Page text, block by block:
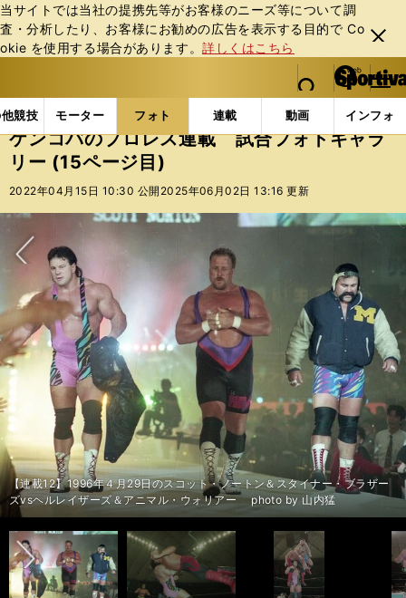
当サイトでは当社の提携先等がお客様のニーズ等について調
査・分析したり、お客様にお勧めの広告を表⽰する⽬的で Co
okie を使⽤する場合があります。詳しくはこちら
閉じ
る
web Sportiva (webスポルティーバ)
検索
マイペ
ー
ジ
メニュ
競技 モーター フォト 連載 動画 インフォ
b
ス
ポ
ル
ー
バ
フォトギャラリー コラムフォト ケンコバのプロレ
ケンコバのプロレス連載 試合フォトギャラ
リー (15ページ目)
2022年04月15日 10:30 公開 2025年06月02日 13:16 更新
次へ
前編：超豪華メンバーの「第１回Ｇ１クライマックス」 長州力の全敗と
闘魂三銃士の飛躍は「驚きの展開」＞＞
中編：第１回Ｇ１での勘違い 蝶野正洋と武藤敬司の決勝のせいで「忘れ
られている場面がある」＞＞
後編：武藤敬司が突然トイレで「イ～ヤァオ！」と絶叫 「いかなる時で
もプロレスラーなんやな」＞＞
前編：越中詩郎の「禁断の試合」 ザ・コブラのための大会で目撃したある
異変＞＞
後編：名レスラー馳浩の「一番ダメな試合」を救った越中詩郎の「震え」
＞＞
前編：越中詩郎45周年記念大会での場外乱闘の真相 直前に全日本の社長
からの謎のひと言＞＞
後編：セレモニー前に起きた事件 天龍源一郎や藤波辰爾らとの会話で大
困惑＞＞
【連載12】1996年４月29日のスコット・ノートン＆スタイナー・ブラザー
ズvsヘルレイザーズ＆アニマル・ウォリアー photo by 山内猛
前編：ロード・ウォリアーズ再結成の豪華６人タッグ パワー・ウォリア
ーの空気の読まなさに「これぞ健介！」＞＞
中編：大迫力の６人タッグに感じた「やさしさ」の正体 スコット・ノー
トンとホーク・ウォリアーとの絆＞＞
後編：「ネズミを食う」「ガソリンを飲む」と信じていたロード・ウォリ
アーズが見せた「まさか」のギャップ＞＞
前編：『やめろぉぉ！』天龍源一郎の「53歳」に柴田勝頼が白目 リング
サイドのケンコバは叫んだ＞＞
中編：天龍源一郎がケンコバに「あん時の男か」 柴田勝頼に勝利した試
合中のサムズアップ＞＞
後編：天龍源一郎、柴田勝頼との激闘後に謎のひと言 ケンコバが真相を
本人に探るも「聞き取れなかった」＞＞
前編：「ハンセンがハンセンじゃなかった試合」全日本のリングで見せた
珍しいファイト＞＞
中編：「ハンセンも人の子やったんや」と驚き「ブレーキの壊れたダンプ
カー」の義理人情＞＞
後編：ハンセンとの秘話「日本プロレス界最大の事件」の後に届いた手紙
＞＞
前編：グレート・ムタの「黒歴史」 無理やり化身対決にされた越中詩郎は
「犠牲者です！」＞＞
中編：ムタの日本デビュー戦の失敗に、馳浩は「俺が盛り上げてやる」 大
流血の死闘を締めた「担架へのムーンサルト」＞＞
後編：馳浩が仕掛けたグレート・ムタ戦での布石に、ケンコバは「なんて
すごい流れなんや！」 引退したムタの功績も振り返った＞＞
連載８：1987年12月２日の天龍源一郎＆阿修羅・原vsアブドーラ・ザ・ブ
ッチャー＆T.N.T. photo by 山内猛
連載８：1987年12月２日の天龍源一郎＆阿修羅・原vsアブドーラ・ザ・ブ
ッチャー＆T.N.T. photo by 山内猛
連載８：1987年12月２日の天龍源一郎＆阿修羅・原vsアブドーラ・ザ・ブ
ッチャー＆T.N.T. photo by 山内猛
連載８：1987年12月２日の天龍源一郎＆阿修羅・原vsアブドーラ・ザ・ブ
ッチャー＆T.N.T. photo by 山内猛
連載８：1987年12月２日の天龍源一郎＆阿修羅・原vsアブドーラ・ザ・ブ
ッチャー＆T.N.T. photo by 山内猛
前編：ブロディ、ハンセンら史上最高の「世界最強タッグ」大阪大会。だ
が、天龍源一郎が出るメインカードに「がっかり」した＞＞
後編：「龍原砲」がブッチャーの頭を蹴りまくり、T.N.T.も頑張った。
1987年の全日本「ベストバウト」＞＞
連載７：前田日明（右）が旗揚げしたリングスには、佐竹雅昭（左）などの
ちにK-1で活躍する選手も多く参戦した photo by 東京スポーツ/アフロ
前編：前田日明がキレた理由が「ホンマにわからない」。リングスでのデ
ィック・フライ踏みつけ事件＞＞
後編：ケンコバが切望する格闘技界の「歴史が覆りそう」な前田日明の音
声解析と、格闘技界におけるリングスの再評価＞＞
連載６：身体能力も華もあったザ・コブラ（右）。それでもブレイクできな
かった理由は・・・ photo by 東京スポーツ/アフロ
前編：ザ・コブラの異様すぎる凱旋マッチに「今、俺は何を見ているん
だ？」＞＞
後編：ザ・コブラvsザ・バンピートの放送がいきなりストップ。プロレス
史に残る迷勝負は「時空を歪ませた」＞＞
連載５：1986年３月13日の長州力vs２代目タイガーマスク photo by 山内
猛
前編：２代目タイガーが馬場から授かった「サソリ固め封じ」のまさかの
結末＞＞
後編：長州力は２代目タイガーにキレていた？三沢が見せた天才の片鱗＞
＞
連載５：1986年３月13日の長州力vs２代目タイガーマスク photo by 山内
猛
連載５：1986年３月13日の長州力vs２代目タイガーマスク photo by 山内
猛
連載５：1986年３月13日の長州力vs２代目タイガーマスク 対抗戦のジャ
パンプロレスの６人 photo by 山内猛
連載５：1986年３月13日の長州力vs２代目タイガーマスク 対抗戦の全日
本プロレスの６人 photo by 山内猛
前編：２代目タイガーが馬場から授かった「サソリ固め封じ」のまさかの
結末＞＞
後編：長州力は２代目タイガーにキレていた？三沢が見せた天才の片鱗＞
＞
連載４：1990年８月19日の蝶野正洋＆武藤敬司vsデストラクション・クル
ー photo by 山内猛
前編：蝶野正洋に「ヒールの本性」を感じた不穏試合＞＞
後編：闘魂三銃士と"馳健"のピリピリしたライバル関係＞＞
連載４：1990年８月19日の蝶野正洋＆武藤敬司vsデストラクション・クル
ー photo by 山内猛
連載４：1990年８月19日の蝶野正洋＆武藤敬司vsデストラクション・クル
ー photo by 山内猛
連載４：1990年８月19日の蝶野正洋＆武藤敬司vsデストラクション・クル
ー photo by 山内猛
連載４：1990年８月19日の蝶野正洋＆武藤敬司vsデストラクション・クル
ー photo by 山内猛
前編：蝶野正洋に「ヒールの本性」を感じた不穏試合＞＞
後編：闘魂三銃士と"馳健"のピリピリしたライバル関係＞＞
連載３：1986年８月16日のヒロ斎藤vs渕正信 photo by 山内猛
前編：ヒロ斎藤と渕正信の「流血の因縁」で学んだ「男には、ベルトより
大事なものがある」＞＞
後編：ヒロ斎藤が引き出した「赤鬼」渕正信に重ね合わせた、千原ジュニ
アに抱いた悔しさ＞＞
連載３：1986年８月16日のヒロ斎藤vs渕正信 photo by 山内猛
連載３：1986年８月16日のヒロ斎藤vs渕正信 photo by 山内猛
連載３：因縁が生まれた1986年６月12日のヒロ斎藤vs渕正信 photo by 山
内猛
連載３：因縁が生まれた1986年６月12日のヒロ斎藤vs渕正信 photo by 山
内猛
前編：ヒロ斎藤と渕正信の「流血の因縁」で学んだ「男には、ベルトより
大事なものがある」＞＞
後編：ヒロ斎藤が引き出した「赤鬼」渕正信に重ね合わせた、千原ジュニ
アに抱いた悔しさ＞＞
連載２：1986年６月12日の藤波辰巳（現・辰爾）vs前田日明 photo by 山
内猛
前編：「受けの美学」を理解した大流血の一戦＞＞
後編：アンドレとの「不穏試合」で「格闘王」の意外な姿を目にした＞＞
連載２：1986年６月12日の藤波辰巳（現・辰爾）vs前田日明 photo by 山
内猛
連載２：1986年６月12日の藤波辰巳（現・辰爾）vs前田日明 photo by 山
内猛
連載２：1986年の４月29日のアンドレvs前田日明 photo by 山内猛
連載２：1986年の４月29日のアンドレvs前田日明 photo by 山内猛
前編：「受けの美学」を理解した大流血の一戦＞＞
後編：アンドレとの「不穏試合」で「格闘王」の意外な姿を目にした＞＞
連載１：1992年1月30日の小林邦昭vs齋藤彰俊 photo by 山内猛
前編：「虎ハンター」が「一般の空手家」に敗れた異種格闘技戦＞＞
後編：長州力が齋藤彰俊に「ウチでやれ」＞＞
連載１：1992年1月30日の小林邦昭vs齋藤彰俊 photo by 山内猛
連載１：1992年1月30日の小林邦昭vs齋藤彰俊 photo by 山内猛
連載１：1992年1月30日の小林邦昭vs齋藤彰俊 photo by 山内猛
連載１：1992年1月30日の小林邦昭vs齋藤彰俊 photo by 山内猛
前編：「虎ハンター」が「一般の空手家」に敗れた異種格闘技戦＞＞
後編：長州力が齋藤彰俊に「ウチでやれ」＞＞
前へ